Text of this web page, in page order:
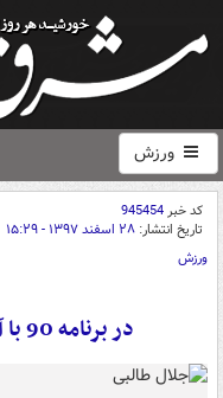
ورزش
کد خبر945454
تاریخ انتشار: ۲۸ اسفند ۱۳۹۷ - ۱۵:۲۹
ورزش
در برنامه 90 با آبروی انسان‌ها بازی می‌شد